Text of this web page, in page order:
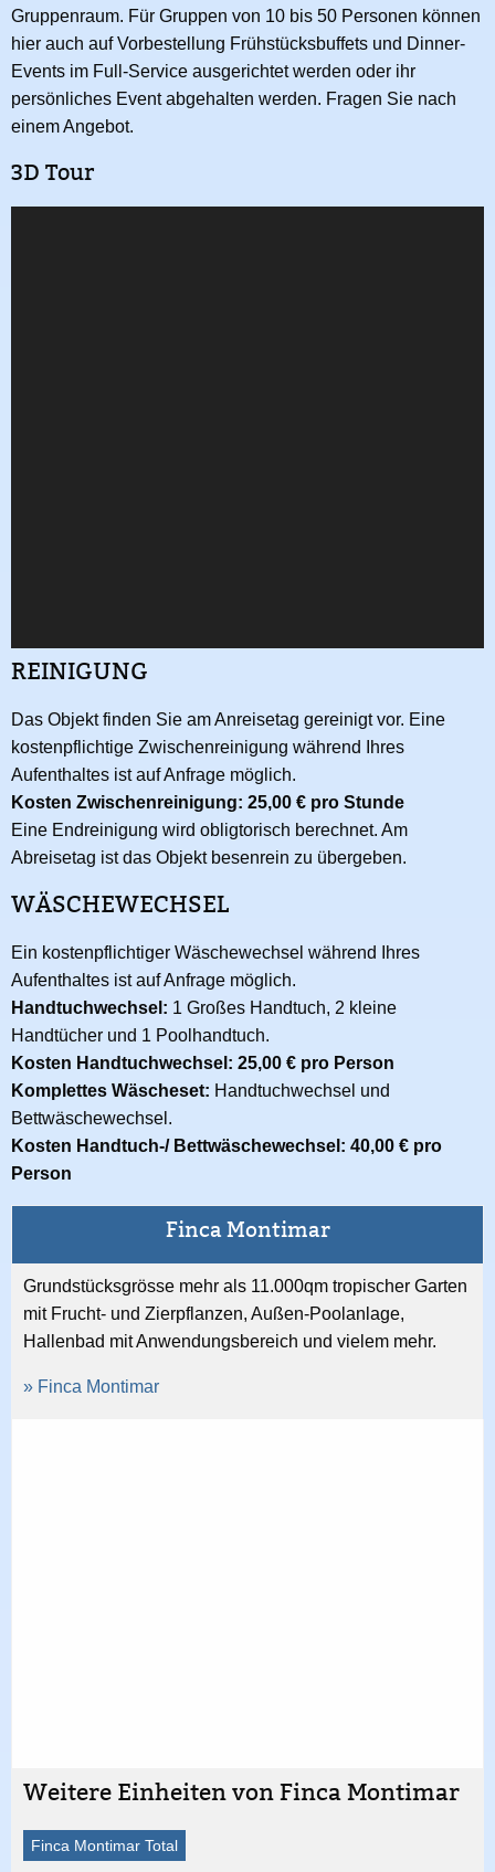
Gruppenraum. Für Gruppen von 10 bis 50 Personen können
hier auch auf Vorbestellung Frühstücksbuffets und Dinner-
Events im Full-Service ausgerichtet werden oder ihr
persönliches Event abgehalten werden. Fragen Sie nach
einem Angebot.
3D Tour
REINIGUNG
Das Objekt finden Sie am Anreisetag gereinigt vor. Eine
kostenpflichtige Zwischenreinigung während Ihres
Aufenthaltes ist auf Anfrage möglich.
Kosten Zwischenreinigung: 25,00 € pro Stunde
Eine Endreinigung wird obligtorisch berechnet. Am
Abreisetag ist das Objekt besenrein zu übergeben.
WÄSCHEWECHSEL
Ein kostenpflichtiger Wäschewechsel während Ihres
Aufenthaltes ist auf Anfrage möglich.
Handtuchwechsel: 1 Großes Handtuch, 2 kleine
Handtücher und 1 Poolhandtuch.
Kosten Handtuchwechsel: 25,00 € pro Person
Komplettes Wäscheset: Handtuchwechsel und
Bettwäschewechsel.
Kosten Handtuch-/ Bettwäschewechsel: 40,00 € pro
Person
Finca Montimar
Grundstücksgrösse mehr als 11.000qm tropischer Garten
mit Frucht- und Zierpflanzen, Außen-Poolanlage,
Hallenbad mit Anwendungsbereich und vielem mehr.
» Finca Montimar
Weitere Einheiten von Finca Montimar
Finca Montimar Total